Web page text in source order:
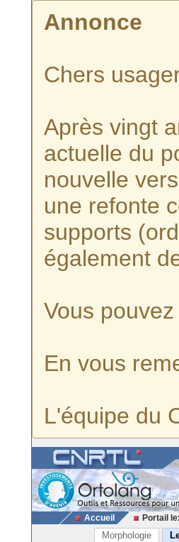
Annonce
Chers
Après vingt
actuelle du
nouvelle
une refonte
supports
également
Vous
En vous
L'équipe du
Accueil Portail
Morphologie